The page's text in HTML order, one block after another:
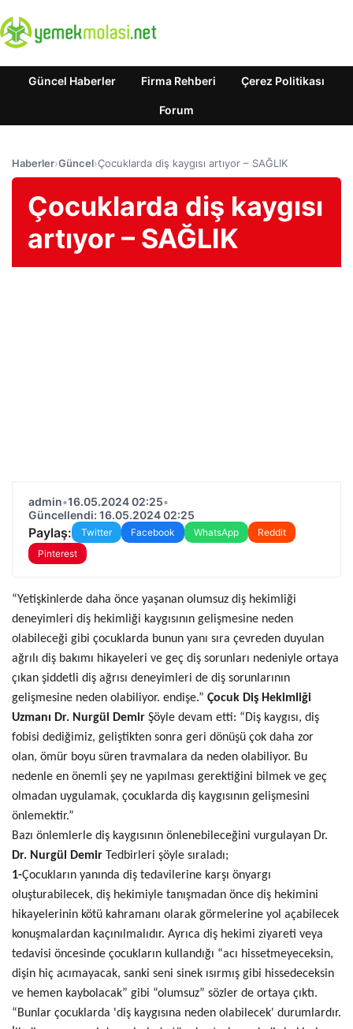
Güncel Haberler Firma Rehberi Çerez Politikası
Forum
Haberler›Güncel›Çocuklarda diş kaygısı artıyor – SAĞLIK
Çocuklarda diş kaygısı
artıyor – SAĞLIK
admin•16.05.2024 02:25•
Güncellendi: 16.05.2024 02:25
Paylaş: Twitter Facebook WhatsApp
Reddit
Pinterest
“Yetişkinlerde daha önce yaşanan olumsuz diş hekimliği
deneyimleri diş hekimliği kaygısının gelişmesine neden
olabileceği gibi çocuklarda bunun yanı sıra çevreden duyulan
ağrılı diş bakımı hikayeleri ve geç diş sorunları nedeniyle ortaya
çıkan şiddetli diş ağrısı deneyimleri de diş sorunlarının
gelişmesine neden olabiliyor. endişe.” Çocuk Diş Hekimliği
Uzmanı Dr. Nurgül Demir Şöyle devam etti: “Diş kaygısı, diş
fobisi dediğimiz, geliştikten sonra geri dönüşü çok daha zor
olan, ömür boyu süren travmalara da neden olabiliyor. Bu
nedenle en önemli şey ne yapılması gerektiğini bilmek ve geç
olmadan uygulamak, çocuklarda diş kaygısının gelişmesini
önlemektir.”
Bazı önlemlerle diş kaygısının önlenebileceğini vurgulayan Dr.
Dr. Nurgül Demir Tedbirleri şöyle sıraladı;
1-Çocukların yanında diş tedavilerine karşı önyargı
oluşturabilecek, diş hekimiyle tanışmadan önce diş hekimini
hikayelerinin kötü kahramanı olarak görmelerine yol açabilecek
konuşmalardan kaçınılmalıdır. Ayrıca diş hekimi ziyareti veya
tedavisi öncesinde çocukların kullandığı “acı hissetmeyeceksin,
dişin hiç acımayacak, sanki seni sinek ısırmış gibi hissedeceksin
ve hemen kaybolacak” gibi “olumsuz” sözler de ortaya çıktı.
“Bunlar çocuklarda 'diş kaygısına neden olabilecek' durumlardır.